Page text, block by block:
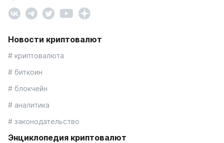
Новости криптовалют
# криптовалюта
# биткоин
# блокчейн
# аналитика
# законодательство
Энциклопедия криптовалют